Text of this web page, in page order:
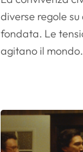
diverse regole su
fondata. Le
agitano il